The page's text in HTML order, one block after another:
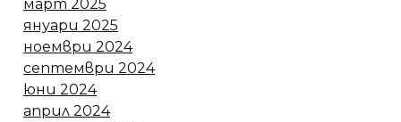
март 2025
януари 2025
ноември 2024
септември 2024
юни 2024
април 2024